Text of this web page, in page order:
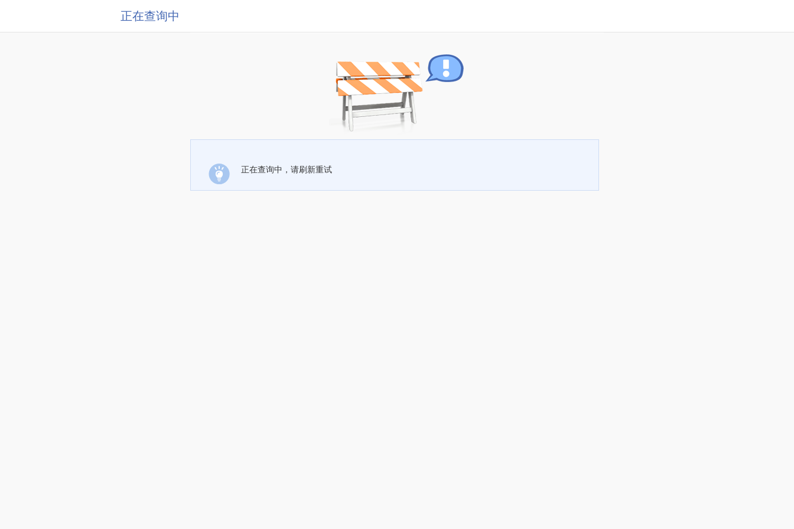
正在查询中
正在查询中，请刷新重试